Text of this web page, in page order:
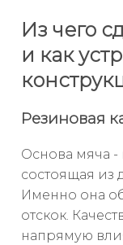
Из чего
и как
Резиновая
Основа мяча -
состоящая из
Именно она
отскок.
напрямую